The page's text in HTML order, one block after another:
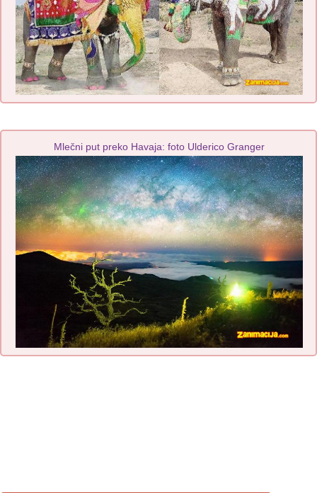
Mlečni put preko Havaja: foto Ulderico Granger